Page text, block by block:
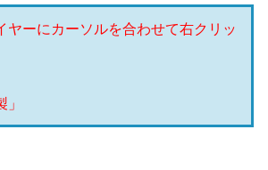
ヤーにカーソルを合わせて右クリッ